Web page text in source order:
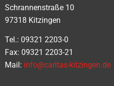
Schrannenstraße 10
97318 Kitzingen
Tel.: 09321 2203-0
Fax: 09321 2203-21
Mail: info@caritas-kitzingen.de